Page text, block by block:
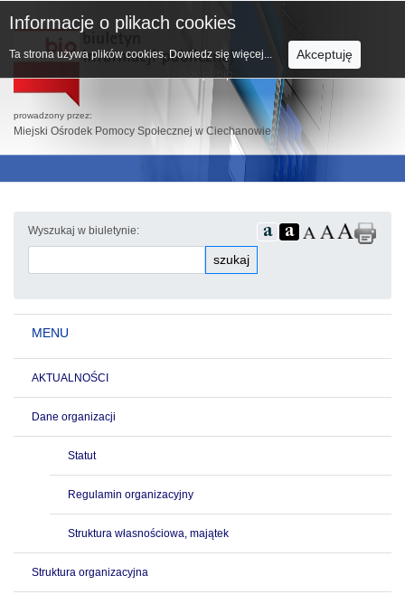
prowadzony przez:
Miejski Ośrodek Pomocy Społecznej w Ciechanowie
Wyszukaj w biuletynie:
szukaj
MENU
AKTUALNOŚCI
Dane organizacji
Statut
Regulamin organizacyjny
Struktura własnościowa, majątek
Struktura organizacyjna
Informacje o plikach cookies
Ta strona używa plików cookies. Dowiedz się więcej... Akceptuję